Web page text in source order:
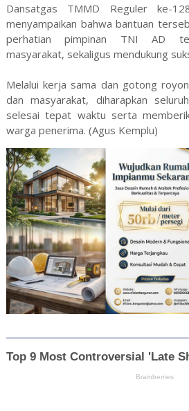
Dansatgas TMMD Reguler ke-
menyampaikan bahwa bantuan
perhatian pimpinan TNI AD
masyarakat, sekaligus mendukung
Melalui kerja sama dan gotong
dan masyarakat, diharapkan
selesai tepat waktu serta
warga penerima. (Agus Kemplu)